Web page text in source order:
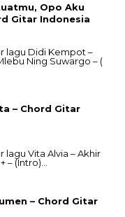
Opo Aku
Gitar Indonesia
lagu Didi Kempot –
Ning Suwargo – (
– Chord Gitar
Vita Alvia – Akhir
– (Intro)…
– Chord Gitar